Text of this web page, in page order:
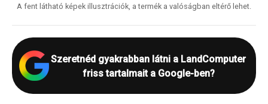
A fent látható képek illusztrációk, a termék a valóságban eltérő lehet.
Szeretnéd gyakrabban látni a LandComputer
friss tartalmait a Google-ben?